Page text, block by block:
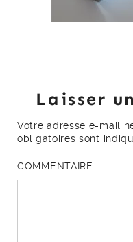
Laisser
Votre adresse e-mail
obligatoires sont
COMMENTAIRE